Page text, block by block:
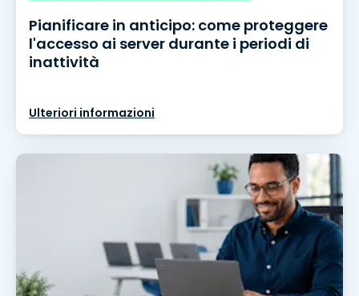
Pianificare in anticipo: come proteggere
l'accesso ai server durante i periodi di
inattività
Ulteriori informazioni